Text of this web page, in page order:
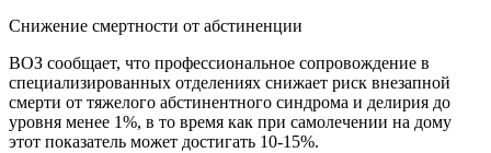
Снижение смертности от абстиненции
ВОЗ сообщает, что профессиональное сопровождение в
специализированных отделениях снижает риск внезапной
смерти от тяжелого абстинентного синдрома и делирия до
уровня менее 1%, в то время как при самолечении на дому
этот показатель может достигать 10-15%.